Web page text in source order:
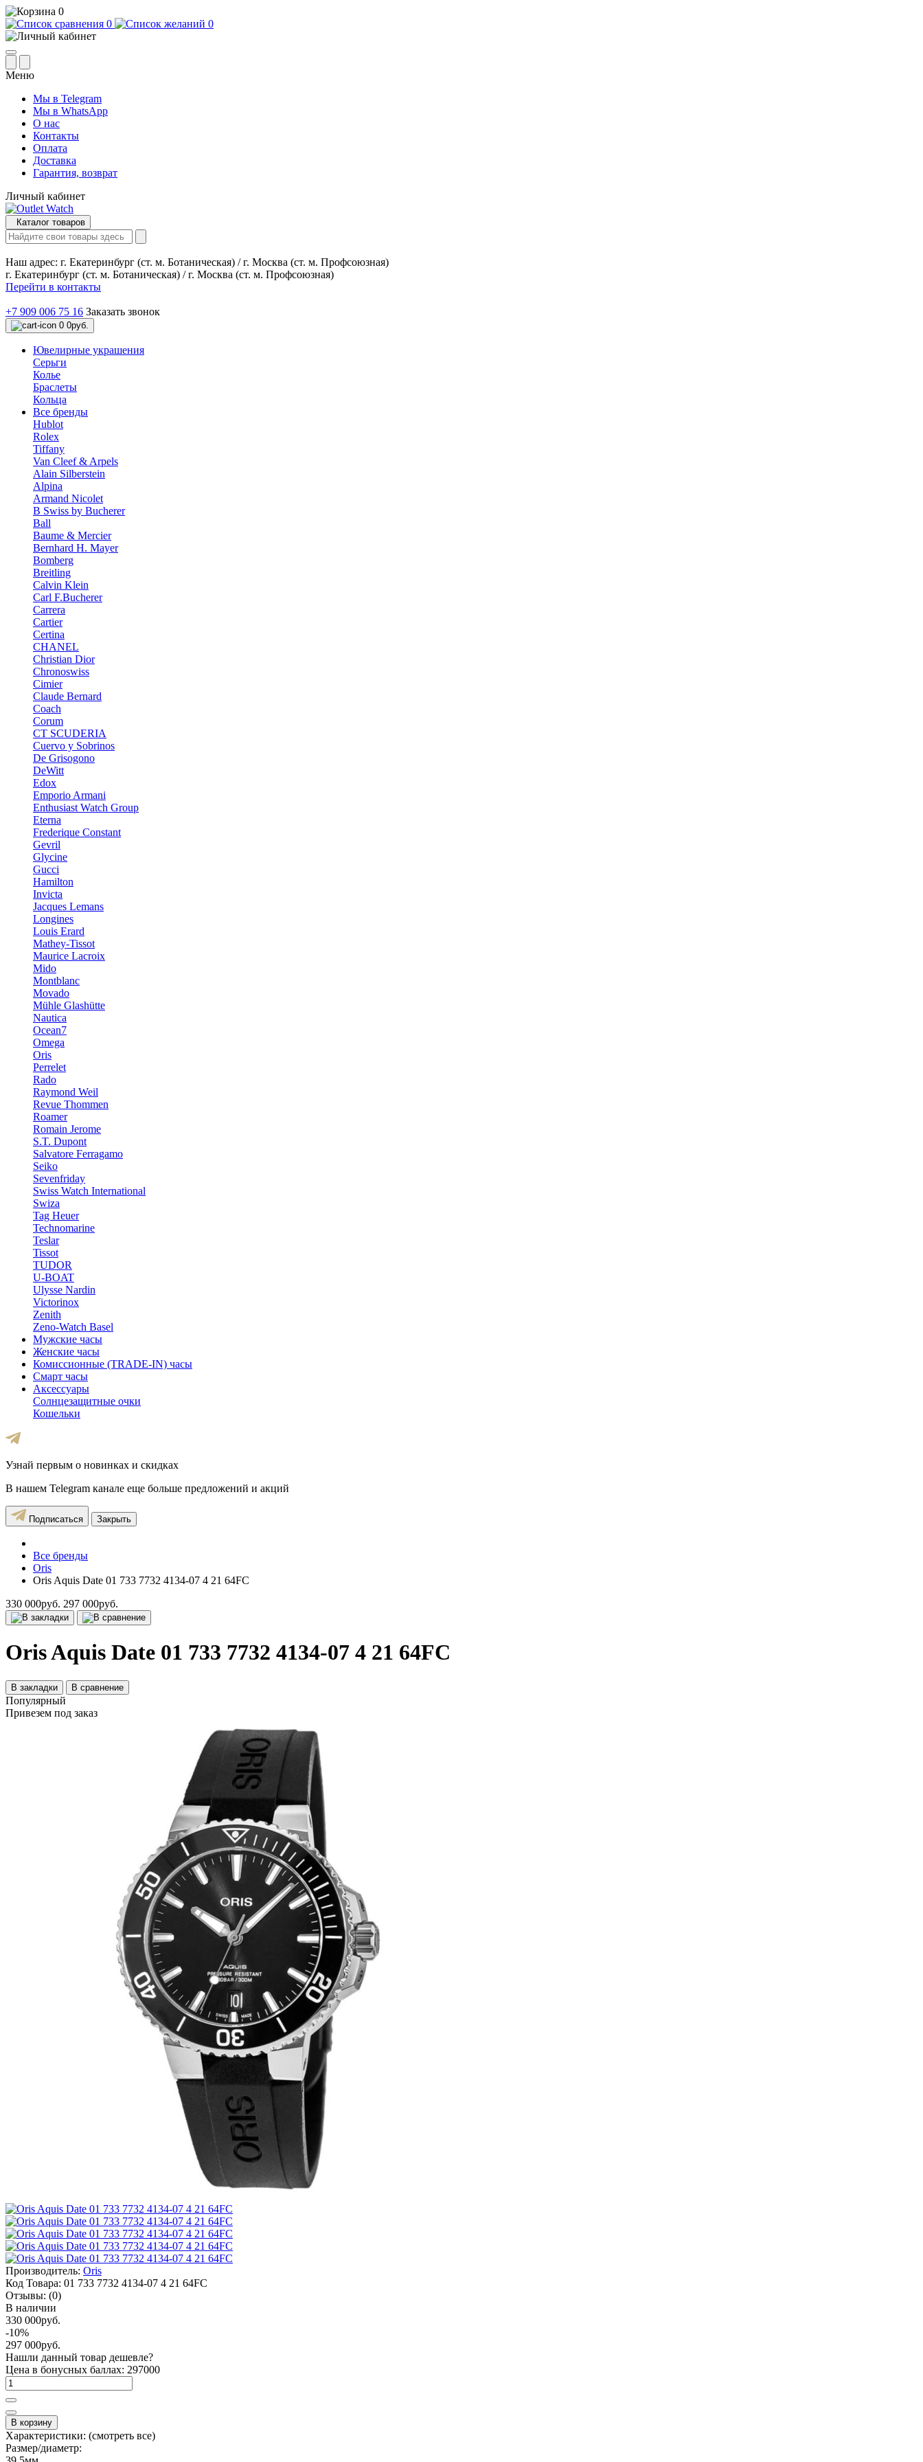
0
0
0
Меню
Мы в Telegram
Мы в WhatsApp
О нас
Контакты
Оплата
Доставка
Гарантия, возврат
Личный кабинет
Каталог товаров
Наш адрес: г. Екатеринбург (ст. м. Ботаническая) / г. Москва (ст. м. Профсоюзная)
г. Екатеринбург (ст. м. Ботаническая) / г. Москва (ст. м. Профсоюзная)
Перейти в контакты
+7 909 006 75 16 Заказать звонок
0 0руб.
Ювелирные украшения
Серьги
Колье
Браслеты
Кольца
Все бренды
Hublot
Rolex
Tiffany
Van Cleef & Arpels
Alain Silberstein
Alpina
Armand Nicolet
B Swiss by Bucherer
Ball
Baume & Mercier
Bernhard H. Mayer
Bomberg
Breitling
Calvin Klein
Carl F.Bucherer
Carrera
Cartier
Certina
CHANEL
Christian Dior
Chronoswiss
Cimier
Claude Bernard
Coach
Corum
CT SCUDERIA
Cuervo y Sobrinos
De Grisogono
DeWitt
Edox
Emporio Armani
Enthusiast Watch Group
Eterna
Frederique Constant
Gevril
Glycine
Gucci
Hamilton
Invicta
Jacques Lemans
Longines
Louis Erard
Mathey-Tissot
Maurice Lacroix
Mido
Montblanc
Movado
Mühle Glashütte
Nautica
Ocean7
Omega
Oris
Perrelet
Rado
Raymond Weil
Revue Thommen
Roamer
Romain Jerome
S.T. Dupont
Salvatore Ferragamo
Seiko
Sevenfriday
Swiss Watch International
Swiza
Tag Heuer
Technomarine
Teslar
Tissot
TUDOR
U-BOAT
Ulysse Nardin
Victorinox
Zenith
Zeno-Watch Basel
Мужские часы
Женские часы
Комиссионные (TRADE-IN) часы
Смарт часы
Аксессуары
Солнцезащитные очки
Кошельки
Узнай первым о новинках и скидках
В нашем Telegram канале еще больше предложений и акций
Подписаться Закрыть
Все бренды
Oris
Oris Aquis Date 01 733 7732 4134-07 4 21 64FC
330 000руб. 297 000руб.
Oris Aquis Date 01 733 7732 4134-07 4 21 64FC
В закладки В сравнение
Популярный
Привезем под заказ
Производитель: Oris
Код Товара: 01 733 7732 4134-07 4 21 64FC
Отзывы: (0)
В наличии
330 000руб.
-10%
297 000руб.
Нашли данный товар дешевле?
Цена в бонусных баллах: 297000
В корзину
Характеристики: (смотреть все)
Размер/диаметр: